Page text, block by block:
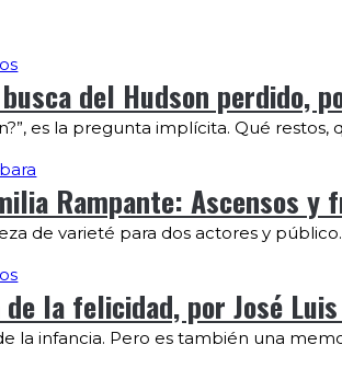
del Hudson perdido,
es la pregunta implícita. Qué
Rampante: Ascensos y
de varieté para dos actores y
la felicidad, por José
la infancia. Pero es también una